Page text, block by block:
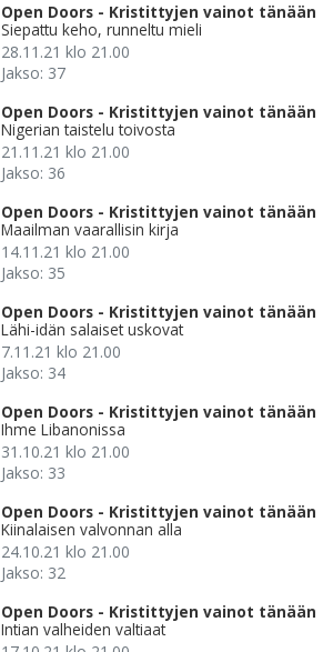
Open Doors - Kristittyjen vainot tänään
Siepattu keho, runneltu mieli
28.11.21 klo 21.00
Jakso: 37
Open Doors - Kristittyjen vainot tänään
Nigerian taistelu toivosta
21.11.21 klo 21.00
Jakso: 36
Open Doors - Kristittyjen vainot tänään
Maailman vaarallisin kirja
14.11.21 klo 21.00
Jakso: 35
Open Doors - Kristittyjen vainot tänään
Lähi-idän salaiset uskovat
7.11.21 klo 21.00
Jakso: 34
Open Doors - Kristittyjen vainot tänään
Ihme Libanonissa
31.10.21 klo 21.00
Jakso: 33
Open Doors - Kristittyjen vainot tänään
Kiinalaisen valvonnan alla
24.10.21 klo 21.00
Jakso: 32
Open Doors - Kristittyjen vainot tänään
Intian valheiden valtiaat